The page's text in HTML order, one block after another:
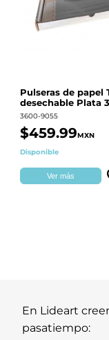
Pulseras de papel
desechable Plata
´´
3600-9055
$459.99MXN
Disponible
Ver más
En Lideart
pasatiempo: